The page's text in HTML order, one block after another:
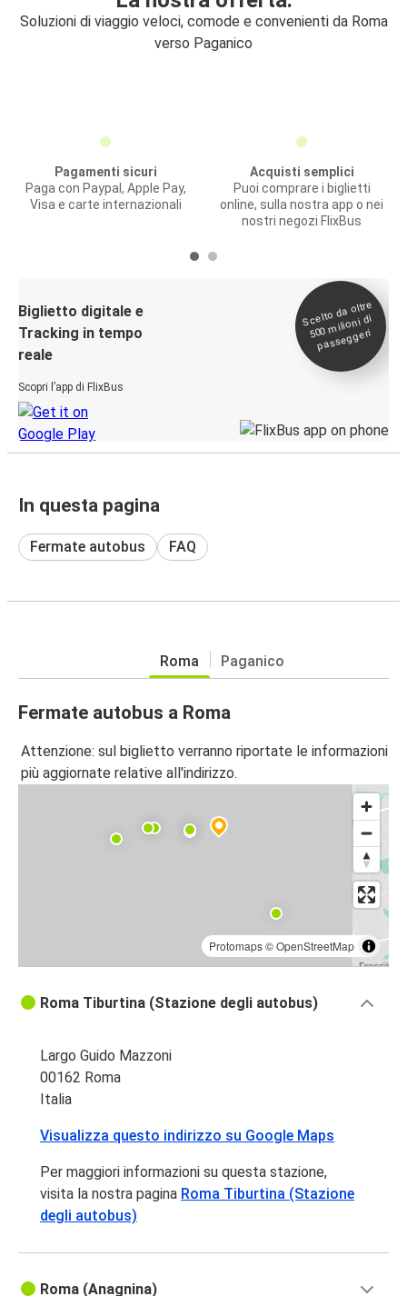
Soluzioni di viaggio veloci, comode e convenienti da Roma
verso Paganico
Pagamenti sicuri
Paga con Paypal, Apple Pay,
Visa e carte internazionali
Acquisti semplici
Puoi comprare i biglietti
online, sulla nostra app o nei
nostri negozi FlixBus
Biglietto digitale e
Tracking in tempo
reale
Scopri l’app di FlixBus
Scelto da oltre
500
milioni di
passeggeri
In questa pagina
Fermate autobus FAQ
Roma Paganico
Fermate autobus a Roma
Attenzione: sul biglietto verranno riportate le informazioni
più aggiornate relative all'indirizzo.
Protomaps©OpenStreetMap
Roma Tiburtina (Stazione degli autobus)
Largo Guido Mazzoni
00162 Roma
Italia
Visualizza questo indirizzo su Google Maps
Per maggiori informazioni su questa stazione,
visita la nostra pagina Roma Tiburtina (Stazione
degli autobus)
Roma (Anagnina)